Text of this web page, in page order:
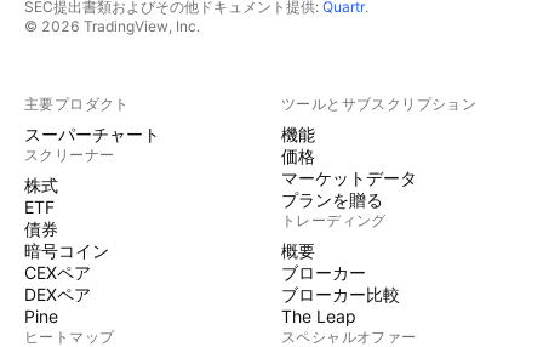
SEC提出書類およびその他ドキュメント提供: Quartr.
© 2026 TradingView, Inc.
主要プロダクト
スーパーチャート
スクリーナー
株式
ETF
債券
暗号コイン
CEXペア
DEXペア
Pine
ヒートマップ
ツールとサブスクリプション
機能
価格
マーケットデータ
プランを贈る
トレーディング
概要
ブローカー
ブローカー比較
The Leap
スペシャルオファー